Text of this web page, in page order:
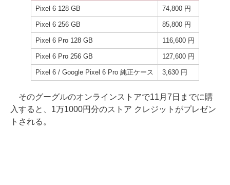
Pixel 6 128 GB 74,800 円
Pixel 6 256 GB 85,800 円
Pixel 6 Pro 128 GB 116,600 円
Pixel 6 Pro 256 GB 127,600 円
Pixel 6 / Google Pixel 6 Pro 純正ケース 3,630 円
そのグーグルのオンラインストアで11月7日までに購
入すると、1万1000円分のストア クレジットがプレゼン
トされる。